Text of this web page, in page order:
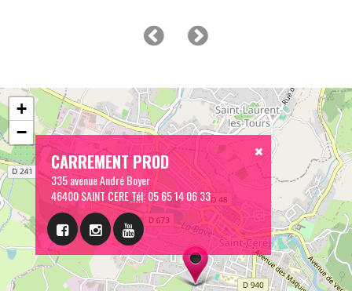
CARREMENT PROD
335 avenue André Boyer
46400 SAINT CERETél:05 65 14 06 33
+
−